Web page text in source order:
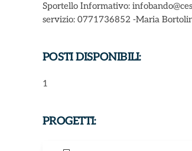
Sportello Informativo:
servizio: 0771736852 -Maria
POSTI DISPONIBILI:
1
PROGETTI: